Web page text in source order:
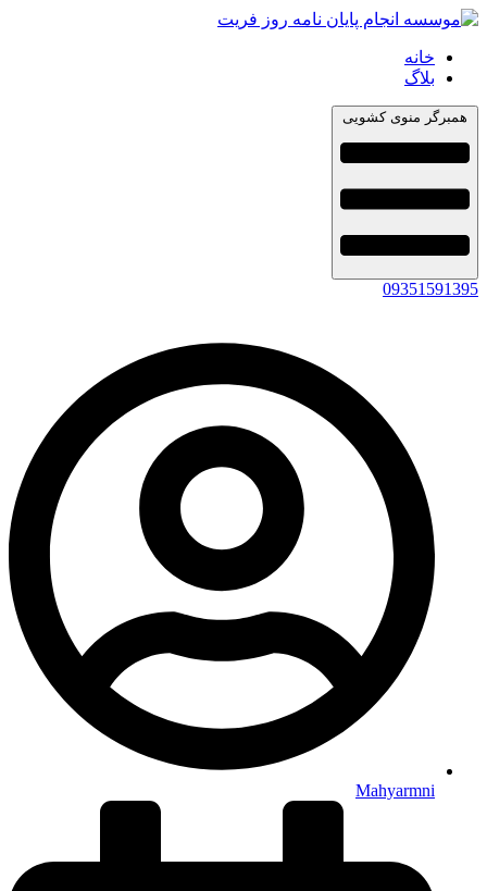
خانه
بلاگ
همبرگر منوی کشویی
09351591395
Mahyarmni